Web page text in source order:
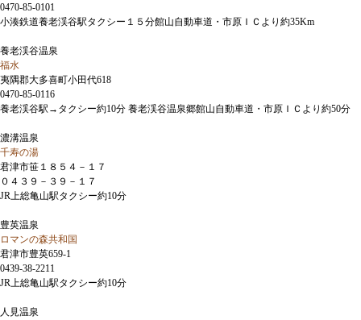
0470-85-0101
小湊鉄道養老渓谷駅タクシー１５分館山自動車道・市原ＩＣより約35Km
養老渓谷温泉
福水
夷隅郡大多喜町小田代618
0470-85-0116
養老渓谷駅→タクシー約10分 養老渓谷温泉郷館山自動車道・市原ＩＣより約50分
濃溝温泉
千寿の湯
君津市笹１８５４－１７
０４３９－３９－１７
JR上総亀山駅タクシー約10分
豊英温泉
ロマンの森共和国
君津市豊英659-1
0439-38-2211
JR上総亀山駅タクシー約10分
人見温泉